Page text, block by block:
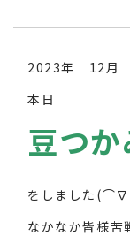
2023年 12月
本日
豆つ
をしました
なかなか皆様苦